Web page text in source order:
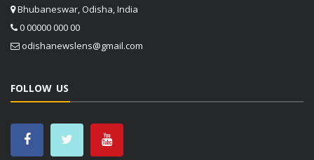
Bhubaneswar, Odisha, India
0 00000 000 00
odishanewslens@gmail.com
FOLLOW US